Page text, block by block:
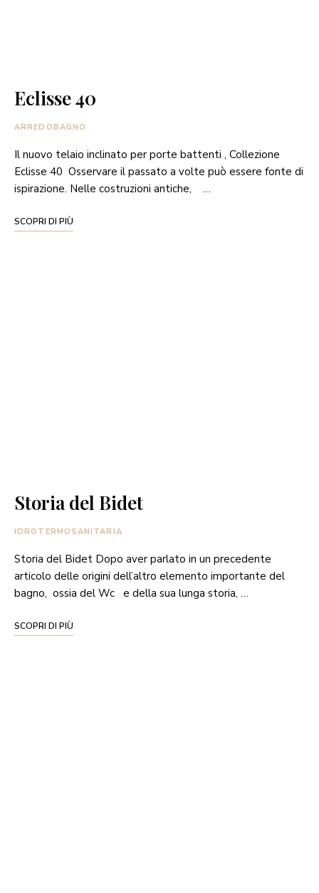
Eclisse 40
ARREDOBAGNO
Il nuovo telaio inclinato per porte battenti , Collezione
Eclisse 40 Osservare il passato a volte può essere fonte di
ispirazione. Nelle costruzioni antiche, …
SCOPRI DI PIÙ
Storia del Bidet
IDROTERMOSANITARIA
Storia del Bidet Dopo aver parlato in un precedente
articolo delle origini dell’altro elemento importante del
bagno, ossia del Wc e della sua lunga storia, …
SCOPRI DI PIÙ